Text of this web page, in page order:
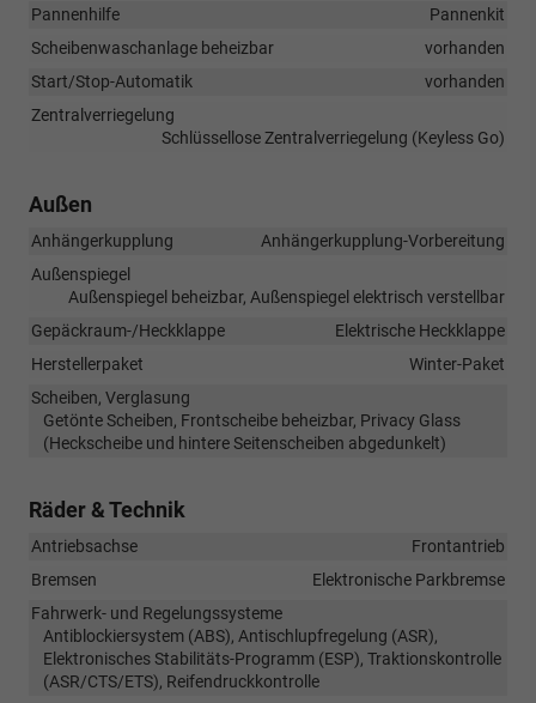
Pannenhilfe
Pannenkit
Scheibenwaschanlage beheizbar
vorhanden
Start/Stop-Automatik
vorhanden
Zentralverriegelung
Schlüssellose Zentralverriegelung (Keyless Go)
Außen
Anhängerkupplung
Anhängerkupplung-Vorbereitung
Außenspiegel
Außenspiegel beheizbar, Außenspiegel elektrisch verstellbar
Gepäckraum-/Heckklappe
Elektrische Heckklappe
Herstellerpaket
Winter-Paket
Scheiben, Verglasung
Getönte Scheiben, Frontscheibe beheizbar, Privacy Glass
(Heckscheibe und hintere Seitenscheiben abgedunkelt)
Räder & Technik
Antriebsachse
Frontantrieb
Bremsen
Elektronische Parkbremse
Fahrwerk- und Regelungssysteme
Antiblockiersystem (ABS), Antischlupfregelung (ASR),
Elektronisches Stabilitäts-Programm (ESP), Traktionskontrolle
(ASR/CTS/ETS), Reifendruckkontrolle